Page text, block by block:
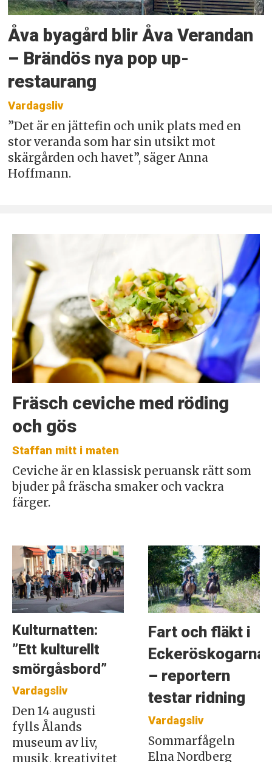
Åva byagård blir Åva Verandan
– Brändös nya pop up-
restaurang
Vardagsliv
”Det är en jättefin och unik plats med en
stor veranda som har sin utsikt mot
skärgården och havet”, säger Anna
Hoffmann.
Fräsch ceviche med röding
och gös
Staffan mitt i maten
Ceviche är en klassisk peruansk rätt som
bjuder på fräscha smaker och vackra
färger.
Kulturnatten:
”Ett kulturellt
smörgåsbord”
Vardagsliv
Den 14 augusti
fylls Ålands
museum av liv,
musik, kreativitet
Fart och fläkt i
Eckeröskogarna
– reportern
testar ridning
Vardagsliv
Sommarfågeln
Elna Nordberg